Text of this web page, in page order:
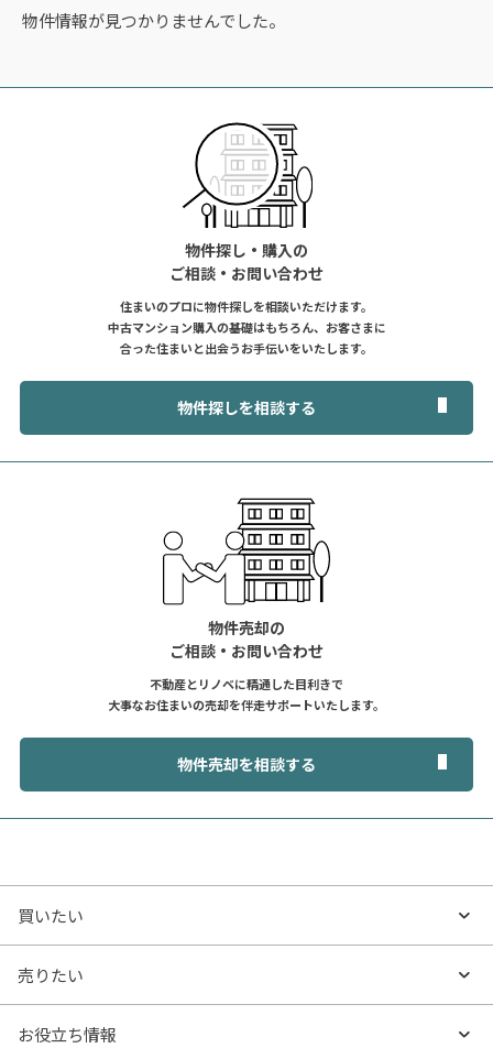
物件情報が見つかりませんでした。
物件探し・購入の
ご相談・お問い合わせ
住まいのプロに物件探しを相談いただけます。
中古マンション購入の基礎はもちろん、お客さまに
合った住まいと出会うお手伝いをいたします。
物件探しを相談する
物件売却の
ご相談・お問い合わせ
不動産とリノベに精通した目利きで
大事なお住まいの売却を伴走サポートいたします。
物件売却を相談する
買いたい
買いたいTOP
売りたい
売りたいTOP
お役立ち情報